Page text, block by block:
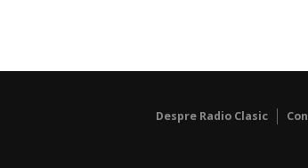
Despre Radio Clasic